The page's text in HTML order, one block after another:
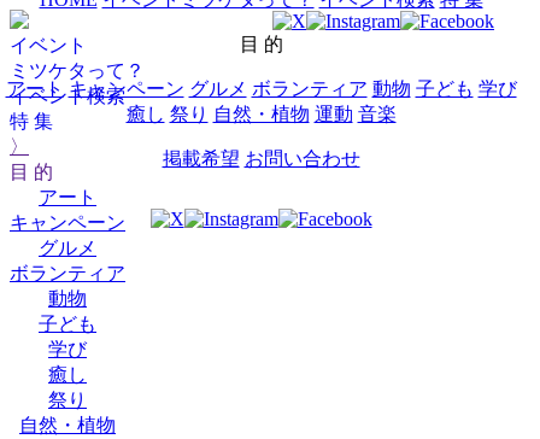
イベント
ミツケタって？
イベント検索
特 集
〉
目 的
アート
キャンペーン
グルメ
ボランティア
動物
子ども
学び
癒し
祭り
自然・植物
目 的
アート キャンペーン グルメ ボランティア 動物 子ども 学び
癒し 祭り 自然・植物 運動 音楽
掲載希望 お問い合わせ